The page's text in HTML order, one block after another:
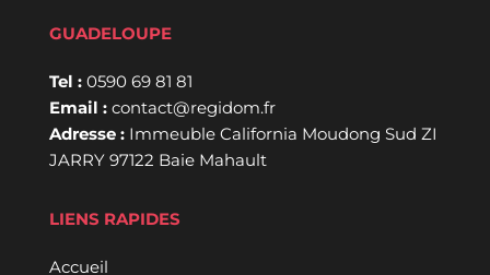
GUADELOUPE
Tel : 0590 69 81 81
Email : contact@regidom.fr
Adresse : Immeuble California Moudong Sud ZI
JARRY 97122 Baie Mahault
LIENS RAPIDES
Accueil